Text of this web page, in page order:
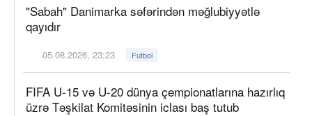
"Sabah" Danimarka səfərindən məğlubiyyətlə
qayıdır
05.08.2026, 23:23 Futbol
FIFA U-15 və U-20 dünya çempionatlarına hazırlıq
üzrə Təşkilat Komitəsinin iclası baş tutub